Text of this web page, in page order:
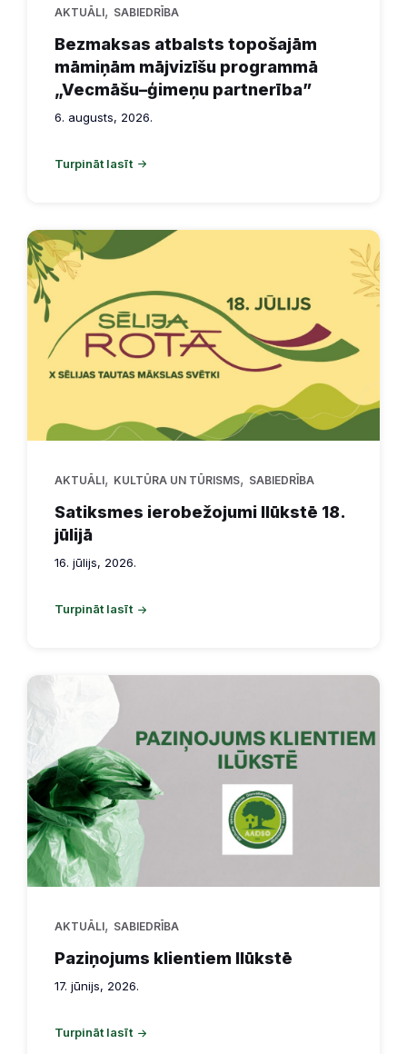
AKTUĀLI, SABIEDRĪBA
Bezmaksas atbalsts topošajām
māmiņām mājvizīšu programmā
„Vecmāšu–ģimeņu partnerība”
6. augusts, 2026.
Turpināt lasīt
AKTUĀLI, KULTŪRA UN TŪRISMS, SABIEDRĪBA
Satiksmes ierobežojumi Ilūkstē 18.
jūlijā
16. jūlijs, 2026.
Turpināt lasīt
AKTUĀLI, SABIEDRĪBA
Paziņojums klientiem Ilūkstē
17. jūnijs, 2026.
Turpināt lasīt